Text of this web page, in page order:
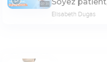
07:31
Elisabeth Dugas